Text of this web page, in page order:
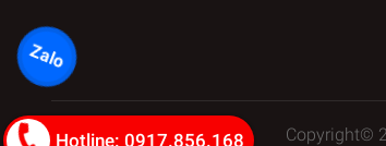
Copyright©
Hotline: 0917.856.168
Zalo